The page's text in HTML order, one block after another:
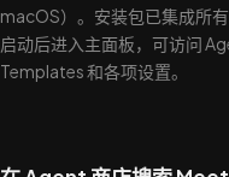
macOS）。安装包已集成所有
启动后进入主面板，可访问
Templates 和各项设置。